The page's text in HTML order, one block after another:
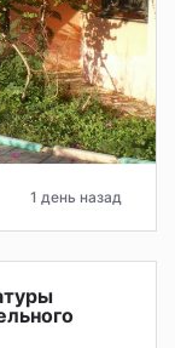
1 день назад